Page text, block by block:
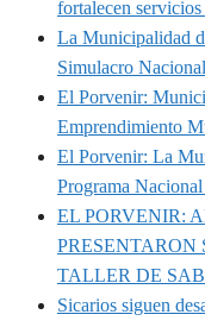
fortalecen
La Municipalidad
Simulacro
El Porvenir:
Emprendimiento
El Porvenir: La
Programa
EL PORVENIR:
TALLER DE
Sicarios siguen